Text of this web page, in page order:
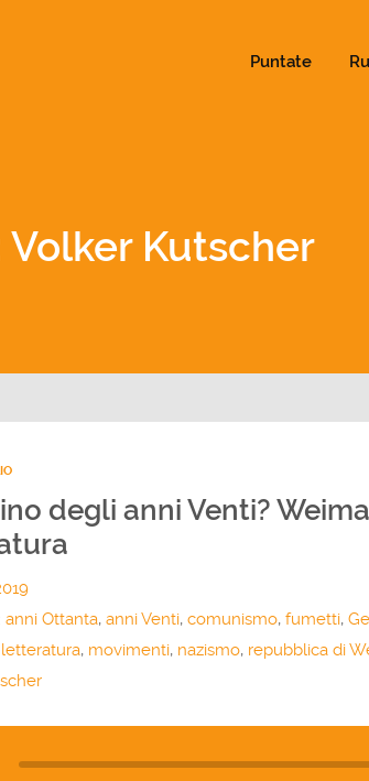
Puntate
Volker Kutscher
degli anni Venti?
anni Ottanta, anni Venti, comunismo, fumetti,
letteratura, movimenti, nazismo, repubblica di